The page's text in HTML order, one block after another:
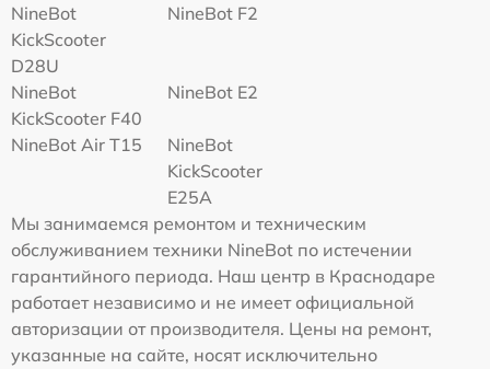
NineBot
KickScooter
D28U
NineBot F2
NineBot
KickScooter F40
NineBot E2
NineBot Air T15
NineBot
KickScooter
E25A
Мы занимаемся ремонтом и техническим
обслуживанием техники NineBot по истечении
гарантийного периода. Наш центр в Краснодаре
работает независимо и не имеет официальной
авторизации от производителя. Цены на ремонт,
указанные на сайте, носят исключительно